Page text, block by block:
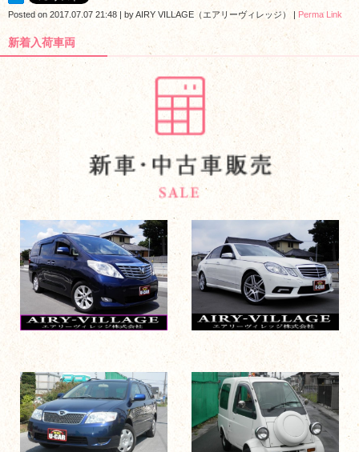
Posted on 2017.07.07 21:48 | byAIRY VILLAGE（エアリーヴィレッジ） | Perma Link
新着入荷車両